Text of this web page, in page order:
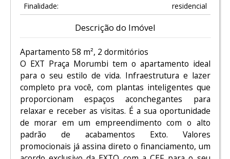
Finalidade: residencial
Descrição do Imóvel
Apartamento 58 m², 2 dormitórios
O EXT Praça Morumbi tem o apartamento ideal
para o seu estilo de vida. Infraestrutura e lazer
completo pra você, com plantas inteligentes que
proporcionam espaços aconchegantes para
relaxar e receber as visitas. É a sua oportunidade
de morar em um empreendimento com o alto
padrão de acabamentos Exto. Valores
promocionais já assina direto o financiamento, um